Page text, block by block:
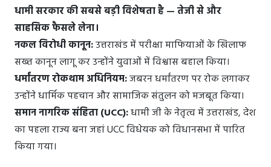
धामी सरकार की सबसे बड़ी विशेषता है — तेजी से और
साहसिक फैसले लेना।
नकल विरोधी कानून:उत्तराखंड में परीक्षा माफियाओं के खिलाफ
सख्त कानून लागू कर उन्होंने युवाओं में विश्वास बहाल किया।
धर्मांतरण रोकथाम अधिनियम:जबरन धर्मांतरण पर रोक लगाकर
उन्होंने धार्मिक पहचान और सामाजिक संतुलन को मजबूत किया।
समान नागरिक संहिता (UCC):धामी जी के नेतृत्व में उत्तराखंड, देश
का पहला राज्य बना जहां UCC विधेयक को विधानसभा में पारित
किया गया।